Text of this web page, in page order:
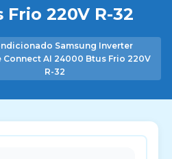
220V R-32
Samsung Inverter
Connect AI 24000 Btus Frio 220V
R-32